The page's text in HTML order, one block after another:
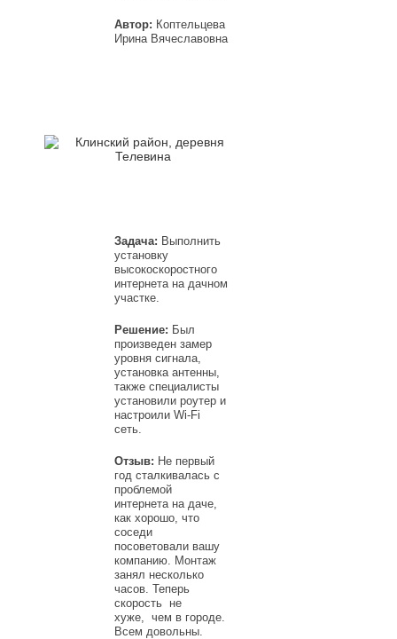
Автор: Коптельцева
Ирина Вячеславовна
Задача: Выполнить
установку
высокоскоростного
интернета на дачном
участке.
Решение: Был
произведен замер
уровня сигнала,
установка антенны,
также специалисты
установили роутер и
настроили Wi-Fi
сеть.
Отзыв: Не первый
год сталкивалась с
проблемой
интернета на даче,
как хорошо, что
соседи
посоветовали вашу
компанию. Монтаж
занял несколько
часов. Теперь
скорость не
хуже, чем в городе.
Всем довольны.